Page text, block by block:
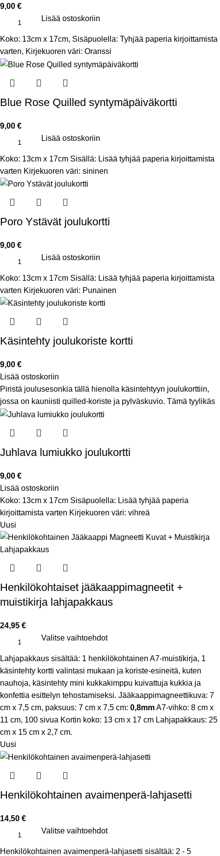
9,00 €
Lisää ostoskoriin
Koko: 13cm x 17cm, Sisäpuolella: Tyhjää paperia kirjoittamista
varten, Kirjekuoren väri: Oranssi
Blue Rose Quilled syntymäpäiväkortti
9,00 €
Lisää ostoskoriin
Koko: 13cm x 17cm Sisällä: Lisää tyhjää paperia kirjoittamista
varten Kirjekuoren väri: sininen
Poro Ystävät joulukortti
9,00 €
Lisää ostoskoriin
Koko: 13cm x 17cm Sisällä: Lisää tyhjää paperia kirjoittamista
varten Kirjekuoren väri: Punainen
Käsintehty joulukoriste kortti
9,00 €
Lisää ostoskoriin
Piristä joulusesonkia tällä hienolla käsintehtyyn joulukorttiin,
jossa on kauniisti quilled-koriste ja pylväskuvio. Tämä tyylikäs
Juhlava lumiukko joulukortti
9,00 €
Lisää ostoskoriin
Koko: 13cm x 17cm Sisäpuolella: Lisää tyhjää paperia
kirjoittamista varten Kirjekuoren väri: vihreä
Uusi
Henkilökohtaiset jääkaappimagneetit +
muistikirja lahjapakkaus
24,95 €
Valitse vaihtoehdot
Lahjapakkaus sisältää: 1 henkilökohtainen A7-muistikirja, 1
käsintehty kortti valintasi mukaan ja koriste-esineitä, kuten
nauhoja, käsintehty mini kukkakimppu kuivattuja kukkia ja
konfettia esittelyn tehostamiseksi. Jääkaappimagneettikuva: 7
cm x 7,5 cm, paksuus: 7 cm x 7,5 cm: 0,8mmA7-vihko: 8 cm x
11 cm, 100 sivua Kortin koko: 13 cm x 17 cm Lahjapakkaus: 25
cm x 15 cm x 2,7 cm.
Uusi
Henkilökohtainen avaimenperä-lahjasetti
14,50 €
Valitse vaihtoehdot
Henkilökohtainen avaimenperä-lahjasetti sisältää: 2 - 5